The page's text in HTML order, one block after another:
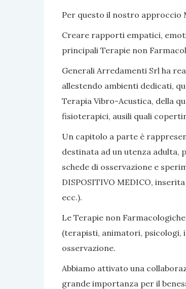
Per questo il nostro approccio
Creare rapporti empatici,
principali Terapie non
Generali Arredamenti Srl ha
allestendo ambienti dedicati,
Terapia Vibro-Acustica, della
fisioterapici, ausili quali
Un capitolo a parte è
destinata ad un utenza adulta,
schede di osservazione e
DISPOSITIVO MEDICO,
ecc.).
Le Terapie non
(terapisti, animatori, psicologi,
osservazione.
Abbiamo attivato una
grande importanza per il